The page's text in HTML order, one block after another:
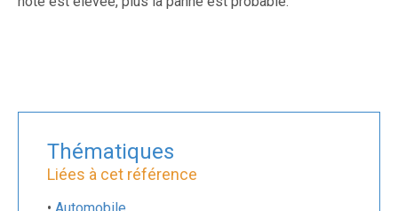
Thématiques
Liées à cet référence